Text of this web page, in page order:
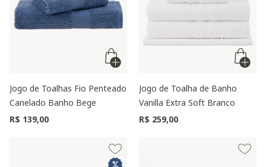
Jogo de Toalhas Fio Penteado
Canelado Banho Bege
R$ 139,00
Jogo de Toalha de Banho
Vanilla Extra Soft Branco
R$ 259,00